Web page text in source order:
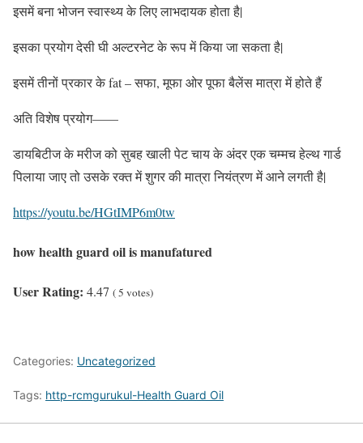
इसमें बना भोजन स्वास्थ्य के लिए लाभदायक होता है|
इसका प्रयोग देसी घी अल्टरनेट के रूप में किया जा सकता है|
इसमें तीनों प्रकार के fat – सफा, मूफा ओर पूफा बैलेंस मात्रा में होते हैं
अति विशेष प्रयोग——
डायबिटीज के मरीज को सुबह खाली पेट चाय के अंदर एक चम्मच हेल्थ गार्ड
पिलाया जाए तो उसके रक्त में शुगर की मात्रा नियंत्रण में आने लगती है|
https://youtu.be/HGtIMP6m0tw
how health guard oil is manufatured
User Rating: 4.47 (5 votes)
Categories: Uncategorized
Tags: http-rcmgurukul-Health Guard Oil